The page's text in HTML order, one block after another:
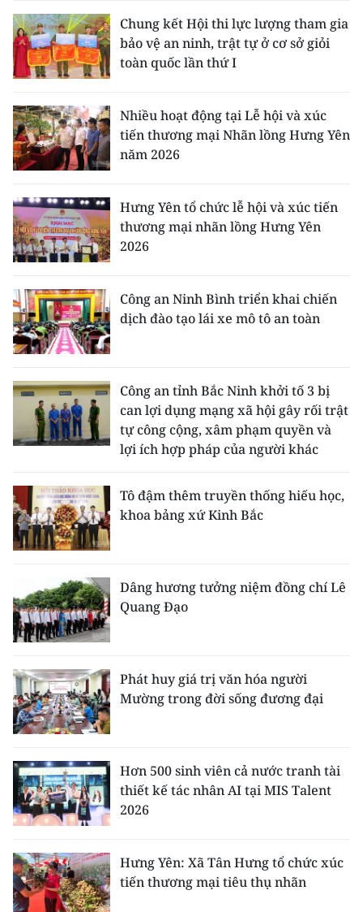
Chung kết Hội thi lực lượng tham gia
bảo vệ an ninh, trật tự ở cơ sở giỏi
toàn quốc lần thứ I
Nhiều hoạt động tại Lễ hội và xúc
tiến thương mại Nhãn lồng Hưng Yên
năm 2026
Hưng Yên tổ chức lễ hội và xúc tiến
thương mại nhãn lồng Hưng Yên
2026
Công an Ninh Bình triển khai chiến
dịch đào tạo lái xe mô tô an toàn
Công an tỉnh Bắc Ninh khởi tố 3 bị
can lợi dụng mạng xã hội gây rối trật
tự công cộng, xâm phạm quyền và
lợi ích hợp pháp của người khác
Tô đậm thêm truyền thống hiếu học,
khoa bảng xứ Kinh Bắc
Dâng hương tưởng niệm đồng chí Lê
Quang Đạo
Phát huy giá trị văn hóa người
Mường trong đời sống đương đại
Hơn 500 sinh viên cả nước tranh tài
thiết kế tác nhân AI tại MIS Talent
2026
Hưng Yên: Xã Tân Hưng tổ chức xúc
tiến thương mại tiêu thụ nhãn